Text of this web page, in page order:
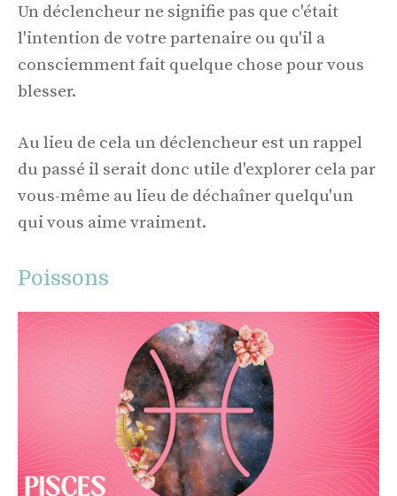
Un déclencheur ne signifie pas que c'était
l'intention de votre partenaire ou qu'il a
consciemment fait quelque chose pour vous
blesser.
Au lieu de cela un déclencheur est un rappel
du passé il serait donc utile d'explorer cela par
vous-même au lieu de déchaîner quelqu'un
qui vous aime vraiment.
Poissons